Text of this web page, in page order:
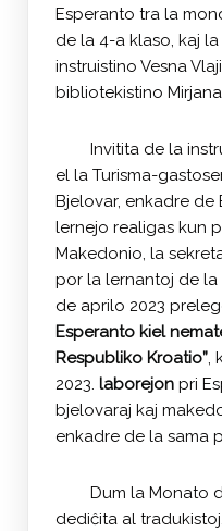
Esperanto tra la
de la 4-a klaso, kaj
instruistino Vesna
bibliotekistino
Invitita de la
el la Turisma-
Bjelovar, enkadre de
lernejo realigas kun
Makedonio, la
por la lernantoj de la
de aprilo 2023
Esperanto kiel
Respubliko Kroatio”,
2023. laborejon pri
bjelovaraj kaj
enkadre de la sama
Dum la Monato
dediĉita al